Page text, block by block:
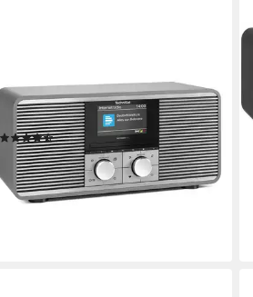
40 W Leistung
Netzbetrieb, internes Netzteil Stromversorgung
5.1 kg Gewicht
(2)
279,00 € UVP299,00 €
13,86 €mtl. in 24 Raten
-7%